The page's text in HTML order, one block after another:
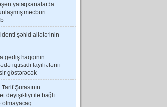
yataqxanalarda
məcburi
şəhid ailələrinin
gediş haqqının
iqtisadi layihələrin
göstərəcək
Şurasının
dəyişikliyi ilə bağlı
olmayacaq